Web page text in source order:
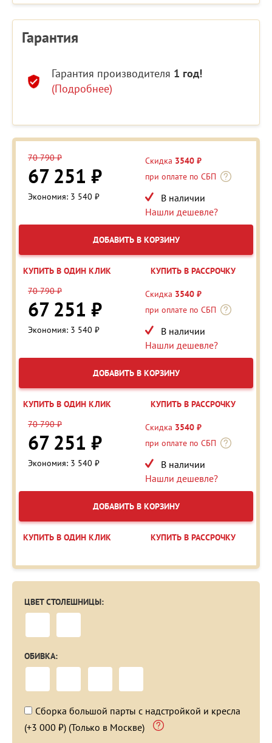
Гарантия
Гарантия производителя 1 год!
(Подробнее)
70 790 ₽
67 251 ₽
Экономия: 3 540 ₽
Скидка 3540 ₽
при оплате по СБП
В наличии
Нашли дешевле?
ДОБАВИТЬ В КОРЗИНУ
КУПИТЬ В ОДИН КЛИК
КУПИТЬ В РАССРОЧКУ
70 790 ₽
67 251 ₽
Экономия: 3 540 ₽
Скидка 3540 ₽
при оплате по СБП
В наличии
Нашли дешевле?
ДОБАВИТЬ В КОРЗИНУ
КУПИТЬ В ОДИН КЛИК
КУПИТЬ В РАССРОЧКУ
70 790 ₽
67 251 ₽
Экономия: 3 540 ₽
Скидка 3540 ₽
при оплате по СБП
В наличии
Нашли дешевле?
ДОБАВИТЬ В КОРЗИНУ
КУПИТЬ В ОДИН КЛИК КУПИТЬ В РАССРОЧКУ
ЦВЕТ СТОЛЕШНИЦЫ:
ОБИВКА:
Сборка большой парты с надстройкой и кресла
(+3 000 ₽) (Только в Москве)